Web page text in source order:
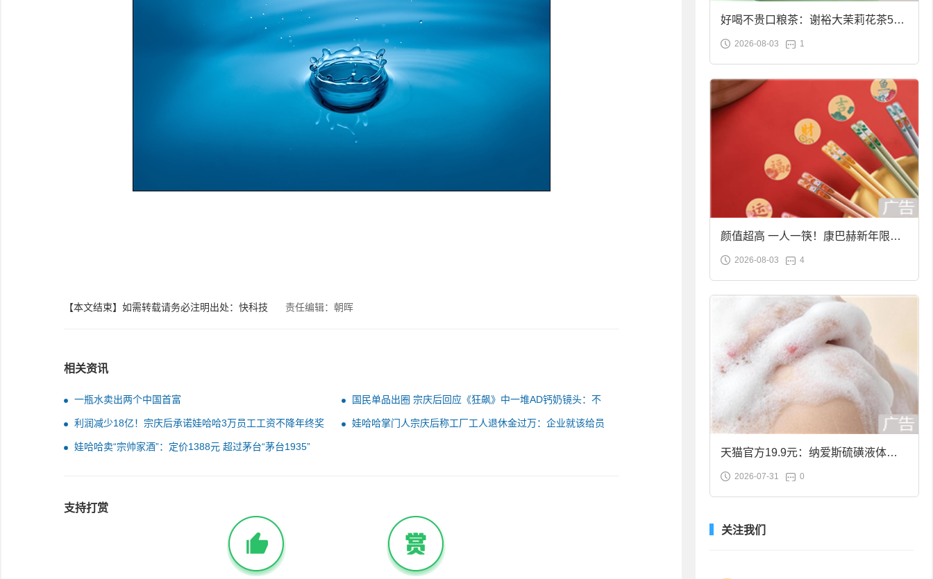
【本文结束】如需转载请务必注明出处：快科技 责任编辑：朝晖
相关资讯
一瓶水卖出两个中国首富
国民单品出圈 宗庆后回应《狂飙》中一堆AD钙奶镜头：不
是广告植入
利润减少18亿！宗庆后承诺娃哈哈3万员工工资不降年终奖
照发：网友直呼良心
娃哈哈掌门人宗庆后称工厂工人退休金过万：企业就该给员
娃哈哈卖“宗帅家酒”：定价1388元 超过茅台“茅台1935”
支持打赏
好喝不贵口粮茶：谢裕大茉莉花茶50g
袋装9.9元到手
2026-08-03 1
颜值超高 一人一筷！康巴赫新年限定
合金筷子大促：19.9元
2026-08-03 4
天猫官方19.9元：纳爱斯硫磺液体香
皂2斤大促
2026-07-31 0
关注我们